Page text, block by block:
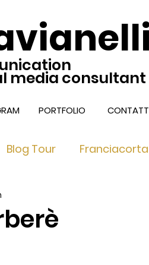
media consultant
PORTFOLIO
Blog Tour Franciacorta